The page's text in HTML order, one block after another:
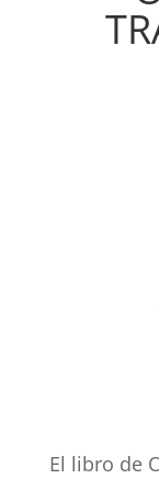
El libro de